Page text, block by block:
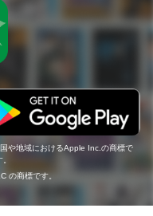
や地域におけるApple Inc.の商標で
の商標です。